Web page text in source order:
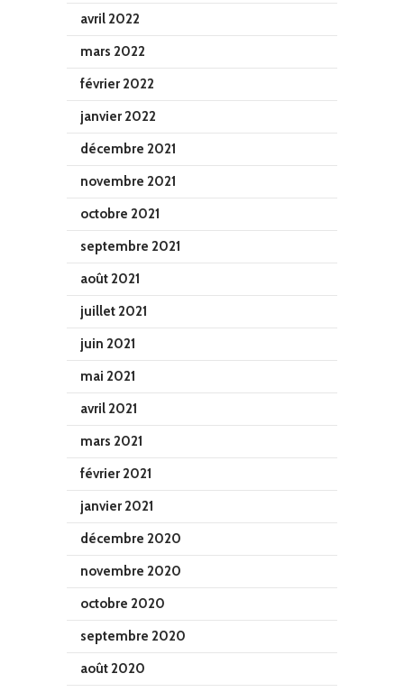
avril 2022
mars 2022
février 2022
janvier 2022
décembre 2021
novembre 2021
octobre 2021
septembre 2021
août 2021
juillet 2021
juin 2021
mai 2021
avril 2021
mars 2021
février 2021
janvier 2021
décembre 2020
novembre 2020
octobre 2020
septembre 2020
août 2020